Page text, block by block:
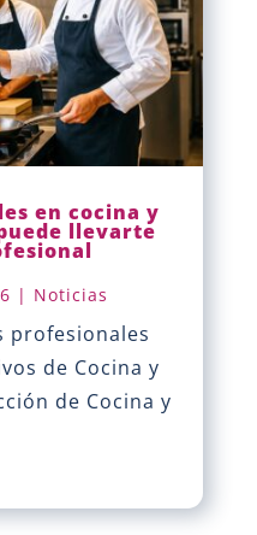
en cocina y
llevarte
| Noticias
profesionales
de Cocina y
de Cocina y